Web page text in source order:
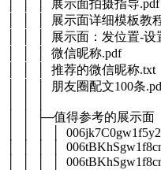
│ │ │ 展示面拍摄指导.pdf
│ │ │ 展示面详细模板教
│ │ │ 展示面：发位置-设
│ │ │ 微信昵称.pdf
│ │ │ 推荐的微信昵称.txt
│ │ │ 朋友圈配文100条
│ │ ├─值得参考的展示面
│ │ │ │
│ │ │ │
│ │ │ │